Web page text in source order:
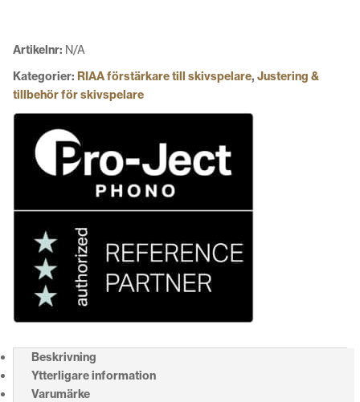
S3
Artikelnr: N/A
Kategorier: RIAA förstärkare till skivspelare, Justering &
tillbehör för skivspelare
Beskrivning
Ytterligare information
Varumärke